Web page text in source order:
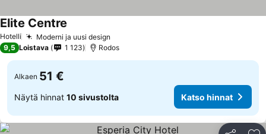
Hotelli Moderni ja uusi design
Elite Centre
9,5 Loistava 1 123 Rodos
Alkaen 51 €
Näytä hinnat 10 sivustolta Katso hinnat